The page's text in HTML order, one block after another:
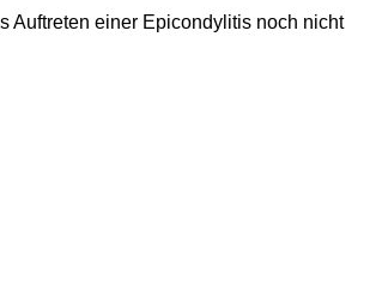
Auftreten einer Epicondylitis noch nicht